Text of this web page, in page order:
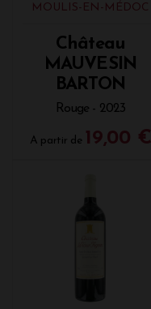
MOULIS-EN-MÉDOC
Château
MAUVESIN
BARTON
Rouge - 2023
A partir de 19,00 €